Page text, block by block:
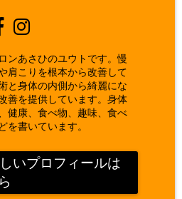
ンあさひのユウトです。慢
肩こりを根本から改善して
と身体の内側から綺麗にな
善を提供しています。身体
健康、食べ物、趣味、食べ
を書いています。
いプロフィールは